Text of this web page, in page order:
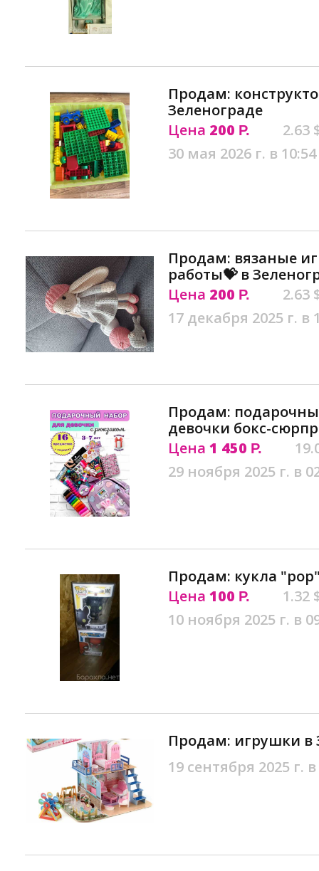
Продам:
Зеленограде
Цена 200 Р.
2.63
30 мая 2026 г. в 10:54
Продам: вязаные
работы💝 в
Цена 200 Р.
2.63
17 декабря 2025 г. в
Продам:
девочки бокс-
Цена 1 450 Р.
29 ноября 2025 г. в
Продам: кукла
Цена 100 Р.
1.32
10 ноября 2025 г. в
Продам: игрушки в
19 сентября 2025 г.